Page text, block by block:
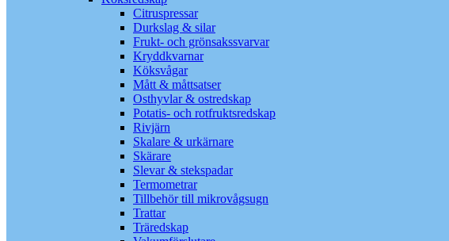
Citruspressar
Durkslag & silar
Frukt- och grönsakssvarvar
Kryddkvarnar
Köksvågar
Mått & måttsatser
Osthyvlar & ostredskap
Potatis- och rotfruktsredskap
Rivjärn
Skalare & urkärnare
Skärare
Slevar & stekspadar
Termometrar
Tillbehör till mikrovågsugn
Trattar
Träredskap